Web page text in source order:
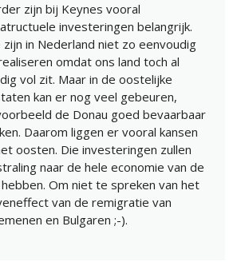
zijn bij Keynes vooral
investeringen belangrijk.
zijn in Nederland niet zo eenvoudig
omdat ons land toch al
vol zit. Maar in de oostelijke
kan er nog veel gebeuren,
de Donau goed bevaarbaar
Daarom liggen er vooral kansen
oosten. Die investeringen zullen
naar de hele economie van de
hebben. Om niet te spreken van het
van de remigratie van
en Bulgaren ;-).